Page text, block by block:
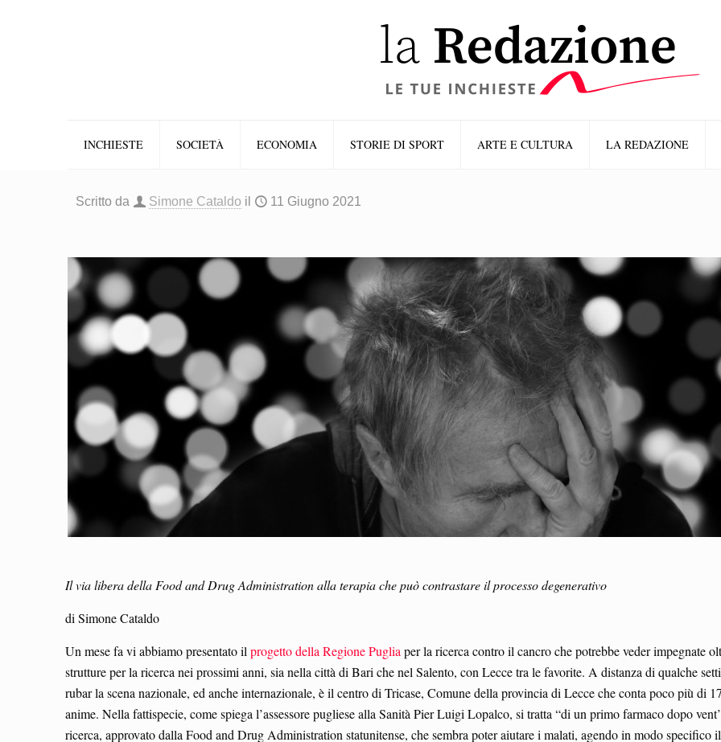
INCHIESTE SOCIETÀ ECONOMIA STORIE DI SPORT ARTE E CULTURA LA REDAZIONE
Scritto da Simone Cataldo il 11 Giugno 2021
Il via libera della Food and Drug Administration alla terapia che può contrastare il processo degenerativo
di Simone Cataldo
Un mese fa vi abbiamo presentato ilprogetto della Regione Pugliaper la ricerca contro il cancro che potrebbe veder impegnate
strutture per la ricerca nei prossimi anni, sia nella città di Bari che nel Salento, con Lecce tra le favorite. A distanza di qualche
rubar la scena nazionale, ed anche internazionale, è il centro di Tricase, Comune della provincia di Lecce che conta poco più di
anime. Nella fattispecie, come spiega l’assessore pugliese alla Sanità Pier Luigi Lopalco, si tratta “di un primo farmaco dopo
ricerca, approvato dalla Food and Drug Administration statunitense, che sembra poter aiutare i malati, agendo in modo specifico